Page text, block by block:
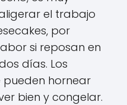
el trabajo
por
si reposan en
días. Los
hornear
bien y congelar.